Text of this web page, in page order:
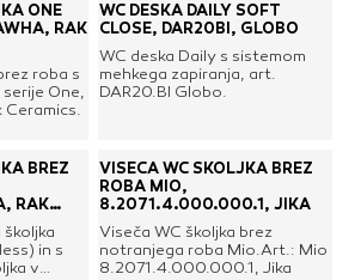
ONE
RAK
roba s
One,
Ceramics.
WC DESKA DAILY SOFT
CLOSE, DAR20BI, GLOBO
WC deska Daily s sistemom
mehkega zapiranja, art.
DAR20.BI Globo.
BREZ
RAK
in s
v
VISEČA WC ŠKOLJKA BREZ
ROBA MIO,
8.2071.4.000.000.1, JIKA
Viseča WC školjka brez
notranjega roba Mio.Art.: Mio
8.2071.4.000.000.1, Jika